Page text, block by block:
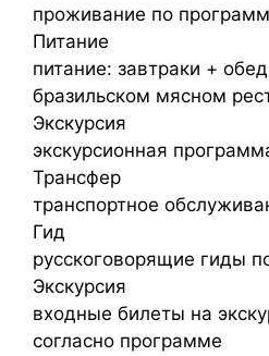
проживание по
Питание
питание: завтраки +
бразильском мясном
Экскурсия
экскурсионная
Трансфер
транспортное
Гид
русскоговорящие гиды
Экскурсия
входные билеты на
согласно программе